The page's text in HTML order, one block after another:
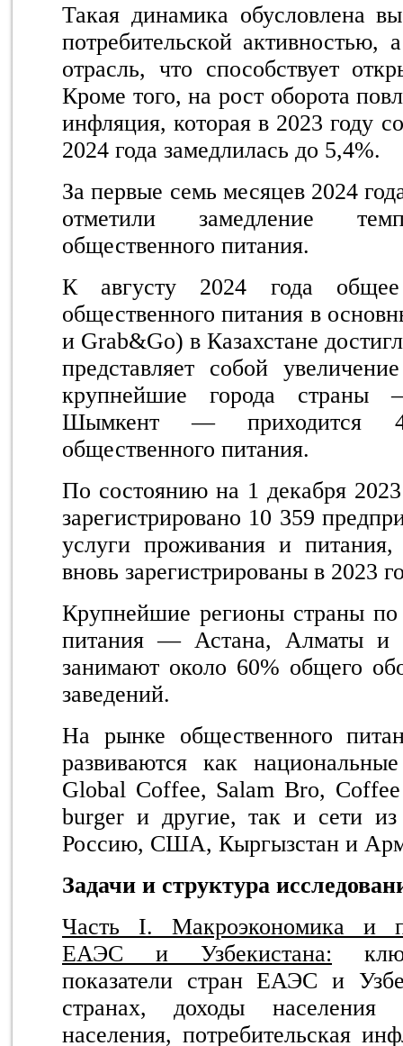
Такая динамика обусловлена
потребительской активностью,
отрасль, что способствует
Кроме того, на рост оборота
инфляция, которая в 2023 году
2024 года замедлилась до 5,4%.
За первые семь месяцев 2024
отметили замедление
общественного питания.
К августу 2024 года общее
общественного питания в
и Grab&Go) в Казахстане
представляет собой
крупнейшие города
Шымкент — приходится
общественного питания.
По состоянию на 1 декабря
зарегистрировано 10 359
услуги проживания и
вновь зарегистрированы в 2023
Крупнейшие регионы страны по
питания — Астана, Алматы и
занимают около 60% общего
заведений.
На рынке общественного
развиваются как
Global Coffee, Salam Bro,
burger и другие, так и сети из
Россию, США, Кыргызстан и
Задачи и структура
Часть I. Макроэкономика и
ЕАЭС и Узбекистана:
показатели стран ЕАЭС и
странах, доходы
населения, потребительская